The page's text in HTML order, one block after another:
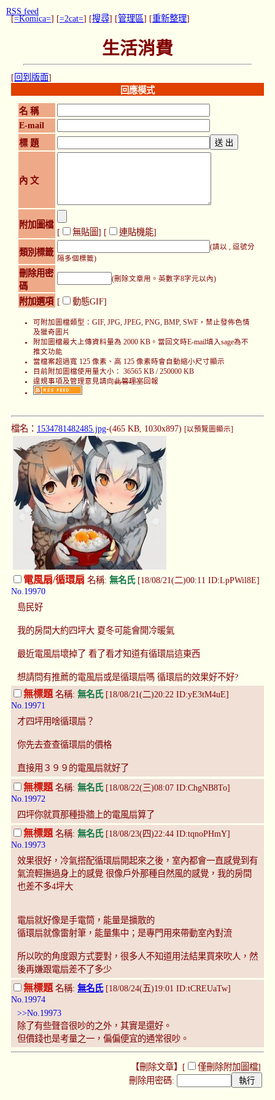
[=Komica=] [=2cat=] [搜尋] [管理區] [重新整理]
生活消費
[ 回到版面]
回應模式
名 稱
E-mail
標 題
內 文
附加圖檔
[ 無貼圖] [ 連貼機能]
類別標籤
(請以 , 逗號分
隔多個標籤)
刪除用密
碼
(刪除文章用。英數字8字元以內)
附加選項 [ 動態GIF]
可附加圖檔類型：GIF, JPG, JPEG, PNG, BMP, SWF，禁止發佈色情
及獵奇圖片
附加圖檔最大上傳資料量為 2000 KB。當回文時E-mail填入sage為不
推文功能
當檔案超過寬 125 像素、高 125 像素時會自動縮小尺寸顯示
目前附加圖檔使用量大小： 36565 KB / 250000 KB
違規事項及管理意見請向此管理室 回報
檔名： 1534781482485.jpg-(465 KB, 1030x897) [以預覽圖顯示]
電風扇/循環扇 名稱: 無名氏[18/08/21(二)00:11 ID:LpPWil8E]
No.19970
島民好
我的房間大約四坪大 夏冬可能會開冷暖氣
最近電風扇壞掉了 看了看才知道有循環扇這東西
想請問有推薦的電風扇或是循環扇嗎 循環扇的效果好不好?
無標題名稱: 無名氏[18/08/21(二)20:22 ID:yE3tM4uE]
No.19971
才四坪用啥循環扇？
你先去查查循環扇的價格
直接用３９９的電風扇就好了
無標題 名稱: 無名氏[18/08/22(三)08:07 ID:ChgNB8To]
No.19972
四坪你就買那種掛牆上的電風扇算了
無標題 名稱: 無名氏[18/08/23(四)22:44 ID:tqnoPHmY]
No.19973
效果很好，冷氣搭配循環扇開起來之後，室內都會一直感覺到有
氣流輕撫過身上的感覺 很像戶外那種自然風的感覺，我的房間
也差不多4坪大
電扇就好像是手電筒，能量是擴散的
循環扇就像雷射筆，能量集中；是專門用來帶動室內對流
所以吹的角度跟方式要對，很多人不知道用法結果買來吹人，然
後再嫌跟電扇差不了多少
無標題名稱: 無名氏[18/08/24(五)19:01 ID:tCREUaTw]
No.19974
>>No.19973
除了有些聲音很吵的之外，其實是還好。
但價錢也是考量之一，偏偏便宜的通常很吵。
【刪除文章】[ 僅刪除附加圖檔]
刪除用密碼:
RSS feed